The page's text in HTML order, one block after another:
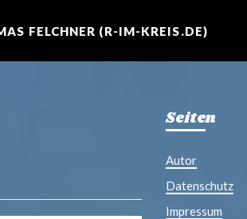
FELCHNER (R-IM-KREIS.DE)
Seiten
Autor
Datenschutz
Impressum